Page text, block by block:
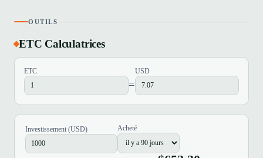
OUTILS
ETC Calculatrices
ETC
=
USD
Investissement (USD) Acheté